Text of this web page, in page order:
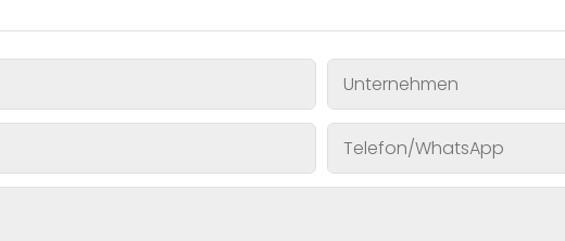
Unternehmen
Telefon/WhatsApp